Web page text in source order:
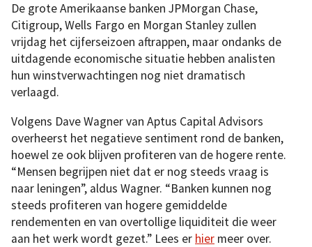
De grote Amerikaanse banken JPMorgan Chase,
Citigroup, Wells Fargo en Morgan Stanley zullen
vrijdag het cijferseizoen aftrappen, maar ondanks de
uitdagende economische situatie hebben analisten
hun winstverwachtingen nog niet dramatisch
verlaagd.
Volgens Dave Wagner van Aptus Capital Advisors
overheerst het negatieve sentiment rond de banken,
hoewel ze ook blijven profiteren van de hogere rente.
“Mensen begrijpen niet dat er nog steeds vraag is
naar leningen”, aldus Wagner. “Banken kunnen nog
steeds profiteren van hogere gemiddelde
rendementen en van overtollige liquiditeit die weer
aan het werk wordt gezet.” Lees er hier meer over.